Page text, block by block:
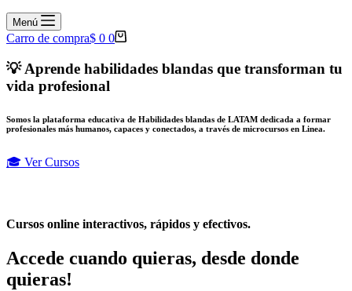
Menú
Carro de compra$ 0 0
💡 Aprende habilidades blandas que transforman tu
vida profesional
Somos la plataforma educativa de Habilidades blandas de LATAM dedicada a formar
profesionales más humanos, capaces y conectados, a través de microcursos en Linea.
🎓 Ver Cursos
Cursos online interactivos, rápidos y efectivos.
Accede cuando quieras, desde donde
quieras!